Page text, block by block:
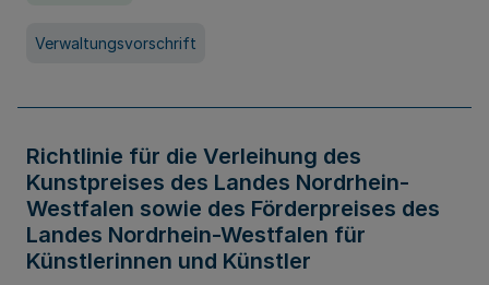
Verwaltungsvorschrift
Richtlinie für die Verleihung des
Kunstpreises des Landes Nordrhein-
Westfalen sowie des Förderpreises des
Landes Nordrhein-Westfalen für
Künstlerinnen und Künstler